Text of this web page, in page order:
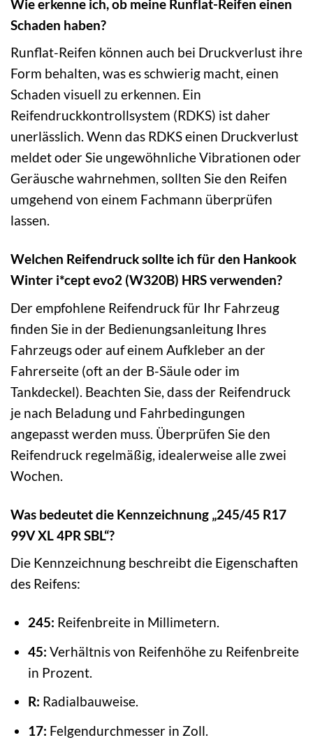
Wie erkenne ich, ob meine Runflat-Reifen einen
Schaden haben?
Runflat-Reifen können auch bei Druckverlust ihre
Form behalten, was es schwierig macht, einen
Schaden visuell zu erkennen. Ein
Reifendruckkontrollsystem (RDKS) ist daher
unerlässlich. Wenn das RDKS einen Druckverlust
meldet oder Sie ungewöhnliche Vibrationen oder
Geräusche wahrnehmen, sollten Sie den Reifen
umgehend von einem Fachmann überprüfen
lassen.
Welchen Reifendruck sollte ich für den Hankook
Winter i*cept evo2 (W320B) HRS verwenden?
Der empfohlene Reifendruck für Ihr Fahrzeug
finden Sie in der Bedienungsanleitung Ihres
Fahrzeugs oder auf einem Aufkleber an der
Fahrerseite (oft an der B-Säule oder im
Tankdeckel). Beachten Sie, dass der Reifendruck
je nach Beladung und Fahrbedingungen
angepasst werden muss. Überprüfen Sie den
Reifendruck regelmäßig, idealerweise alle zwei
Wochen.
Was bedeutet die Kennzeichnung „245/45 R17
99V XL 4PR SBL“?
Die Kennzeichnung beschreibt die Eigenschaften
des Reifens:
245: Reifenbreite in Millimetern.
45: Verhältnis von Reifenhöhe zu Reifenbreite
in Prozent.
R: Radialbauweise.
17: Felgendurchmesser in Zoll.